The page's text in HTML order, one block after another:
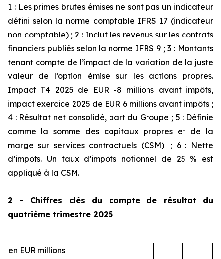
1 : Les primes brutes émises ne sont pas un indicateur
défini selon la norme comptable IFRS 17 (indicateur
non comptable) ; 2 : Inclut les revenus sur les contrats
financiers publiés selon la norme IFRS 9 ; 3 : Montants
tenant compte de l’impact de la variation de la juste
valeur de l’option émise sur les actions propres.
Impact T4 2025 de EUR -8 millions avant impôts,
impact exercice 2025 de EUR 6 millions avant impôts ;
4 : Résultat net consolidé, part du Groupe ; 5 : Définie
comme la somme des capitaux propres et de la
marge sur services contractuels (CSM) ; 6 : Nette
d’impôts. Un taux d’impôts notionnel de 25 % est
appliqué à la CSM.
2 - Chiffres clés du compte de résultat du
quatrième trimestre 2025
en EUR millions